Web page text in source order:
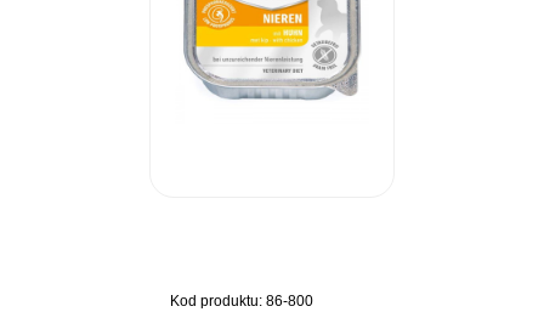
Kod produktu: 86-800